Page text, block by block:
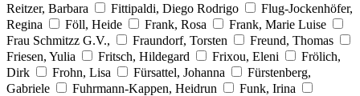
Reitzer, Barbara
Fittipaldi, Diego Rodrigo
Flug-Jockenhöfer,
Regina
Föll, Heide Frank, Rosa
Frank, Marie Luise
Frau Schmitzz G.V.,
Fraundorf, Torsten
Freund, Thomas
Friesen, Yulia
Fritsch, Hildegard Frixou, Eleni
Frölich,
Dirk
Frohn, Lisa Fürsattel, Johanna
Fürstenberg,
Gabriele
Fuhrmann-Kappen, Heidrun
Funk, Irina